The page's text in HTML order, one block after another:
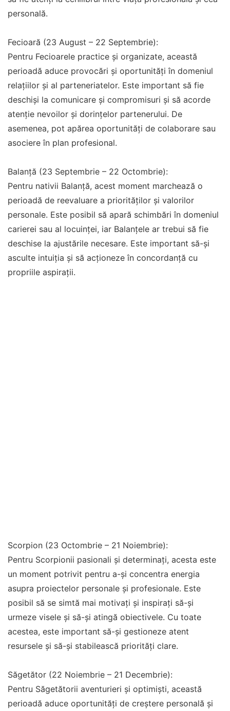
personală.
Fecioară (23 August – 22 Septembrie):
Pentru Fecioarele practice și organizate, această
perioadă aduce provocări și oportunități în domeniul
relațiilor și al parteneriatelor. Este important să fie
deschiși la comunicare și compromisuri și să acorde
atenție nevoilor și dorințelor partenerului. De
asemenea, pot apărea oportunități de colaborare sau
asociere în plan profesional.
Balanță (23 Septembrie – 22 Octombrie):
Pentru nativii Balanță, acest moment marchează o
perioadă de reevaluare a priorităților și valorilor
personale. Este posibil să apară schimbări în domeniul
carierei sau al locuinței, iar Balanțele ar trebui să fie
deschise la ajustările necesare. Este important să-și
asculte intuiția și să acționeze în concordanță cu
propriile aspirații.
Scorpion (23 Octombrie – 21 Noiembrie):
Pentru Scorpionii pasionali și determinați, acesta este
un moment potrivit pentru a-și concentra energia
asupra proiectelor personale și profesionale. Este
posibil să se simtă mai motivați și inspirați să-și
urmeze visele și să-și atingă obiectivele. Cu toate
acestea, este important să-și gestioneze atent
resursele și să-și stabilească priorități clare.
Săgetător (22 Noiembrie – 21 Decembrie):
Pentru Săgetătorii aventurieri și optimiști, această
perioadă aduce oportunități de creștere personală și